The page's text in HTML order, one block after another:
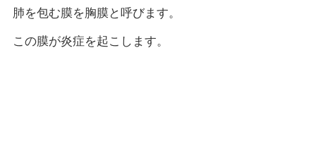
肺を包む膜を胸膜と呼びます。
この膜が炎症を起こします。